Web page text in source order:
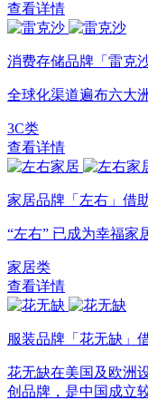
查看详情
消费存储品牌「雷克
全球化渠道遍布六大
3C类
查看详情
家居品牌「左右」借
“左右” 已成为幸福家
家居类
查看详情
服装品牌「花无缺」
花无缺在美国及欧洲
创品牌，是中国成立